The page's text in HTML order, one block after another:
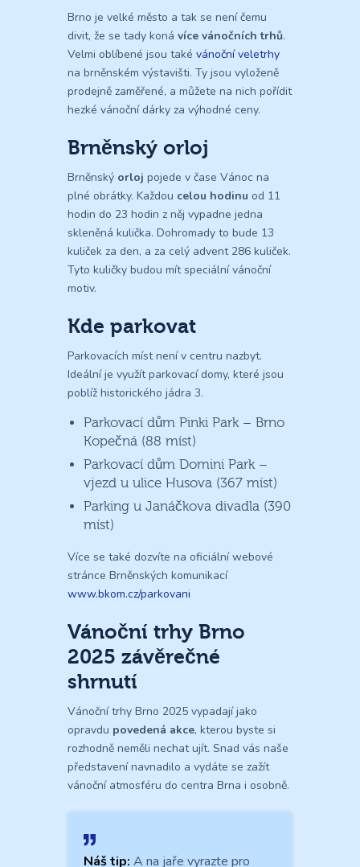
Brno je velké město a tak se není čemu
divit, že se tady koná více vánočních trhů.
Velmi oblíbené jsou také vánoční veletrhy
na brněnském výstavišti. Ty jsou vyloženě
prodejně zaměřené, a můžete na nich pořídit
hezké vánoční dárky za výhodné ceny.
Brněnský orloj
Brněnský orloj pojede v čase Vánoc na
plné obrátky. Každou celou hodinu od 11
hodin do 23 hodin z něj vypadne jedna
skleněná kulička. Dohromady to bude 13
kuliček za den, a za celý advent 286 kuliček.
Tyto kuličky budou mít speciální vánoční
motiv.
Kde parkovat
Parkovacích míst není v centru nazbyt.
Ideální je využít parkovací domy, které jsou
poblíž historického jádra 3.
Parkovací dům Pinki Park – Brno
Kopečná (88 míst)
Parkovací dům Domini Park –
vjezd u ulice Husova (367 míst)
Parking u Janáčkova divadla (390
míst)
Více se také dozvíte na oficiální webové
stránce Brněnských komunikací
www.bkom.cz/parkovani
Vánoční trhy Brno
2025 závěrečné
shrnutí
Vánoční trhy Brno 2025 vypadají jako
opravdu povedená akce, kterou byste si
rozhodně neměli nechat ujít. Snad vás naše
představení navnadilo a vydáte se zažít
vánoční atmosféru do centra Brna i osobně.
Náš tip: A na jaře vyrazte pro